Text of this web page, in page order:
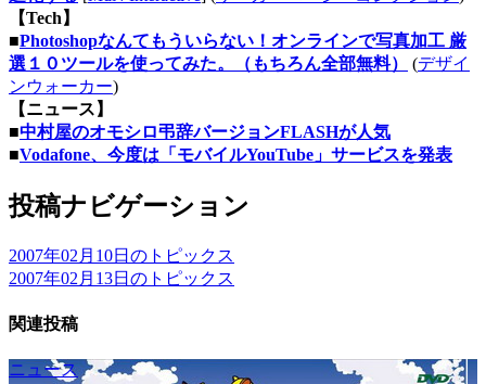
【Tech】
■Photoshopなんてもういらない！オンラインで写真加工 厳
選１０ツールを使ってみた。（もちろん全部無料）
(デザイ
ンウォーカー)
【ニュース】
■中村屋のオモシロ弔辞バージョンFLASHが人気
■Vodafone、今度は「モバイルYouTube」サービスを発表
投稿ナビゲーション
2007年02月10日のトピックス
2007年02月13日のトピックス
関連投稿
ニュース